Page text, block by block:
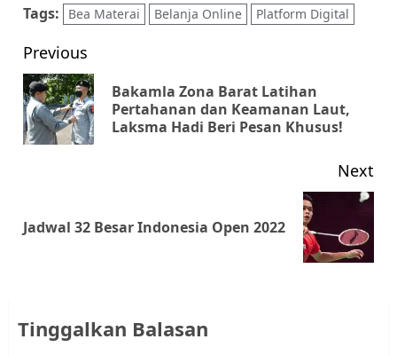
Tags: Bea Materai Belanja Online Platform Digital
Post
navigation
Previous
Bakamla Zona Barat Latihan
Pertahanan dan Keamanan Laut,
Laksma Hadi Beri Pesan Khusus!
Next
Next
Jadwal 32 Besar Indonesia Open 2022
Tinggalkan Balasan